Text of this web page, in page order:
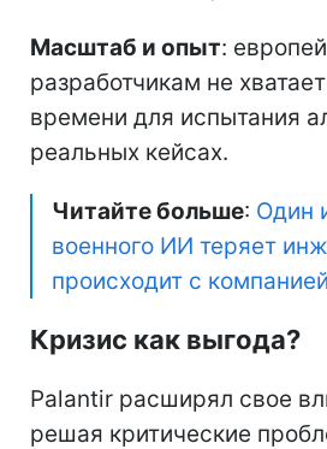
Масштаб и опыт:
разработчикам не
времени для испытания
реальных кейсах.
Читайте больше: Один
военного ИИ теряет
происходит с
Кризис как выгода?
Palantir расширял свое
решая критические